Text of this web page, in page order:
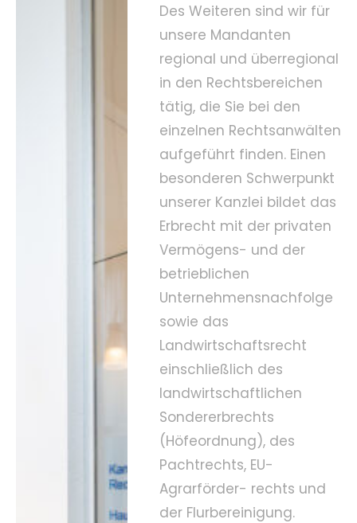
Des Weiteren sind wir für
unsere Mandanten
regional und überregional
in den Rechtsbereichen
tätig, die Sie bei den
einzelnen Rechtsanwälten
aufgeführt finden. Einen
besonderen Schwerpunkt
unserer Kanzlei bildet das
Erbrecht mit der privaten
Vermögens- und der
betrieblichen
Unternehmensnachfolge
sowie das
Landwirtschaftsrecht
einschließlich des
landwirtschaftlichen
Sondererbrechts
(Höfeordnung), des
Pachtrechts, EU-
Agrarförder- rechts und
der Flurbereinigung.